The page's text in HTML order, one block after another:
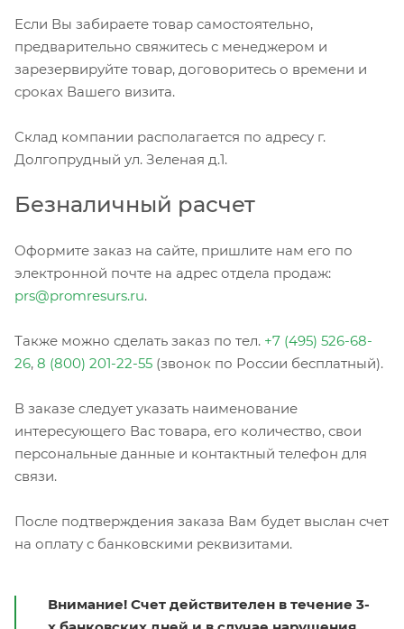
Если Вы забираете товар самостоятельно,
предварительно свяжитесь с менеджером и
зарезервируйте товар, договоритесь о времени и
сроках Вашего визита.
Склад компании располагается по адресу г.
Долгопрудный ул. Зеленая д.1.
Безналичный расчет
Оформите заказ на сайте, пришлите нам его по
электронной почте на адрес отдела продаж:
prs@promresurs.ru.
Также можно сделать заказ по тел. +7 (495) 526-68-
26, 8 (800) 201-22-55 (звонок по России бесплатный).
В заказе следует указать наименование
интересующего Вас товара, его количество, свои
персональные данные и контактный телефон для
связи.
После подтверждения заказа Вам будет выслан счет
на оплату с банковскими реквизитами.
Внимание! Счет действителен в течение 3-